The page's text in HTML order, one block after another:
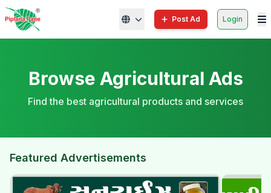
Post Ad Login
Browse Agricultural Ads
Find the best agricultural products and services
Featured Advertisements